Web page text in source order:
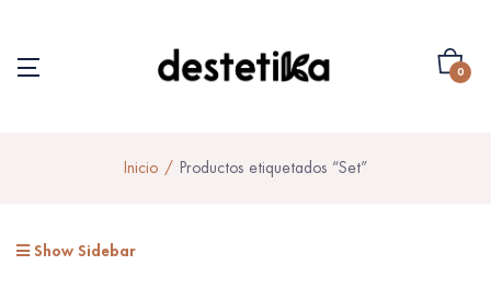
0
Inicio Productos etiquetados “Set”
Show Sidebar